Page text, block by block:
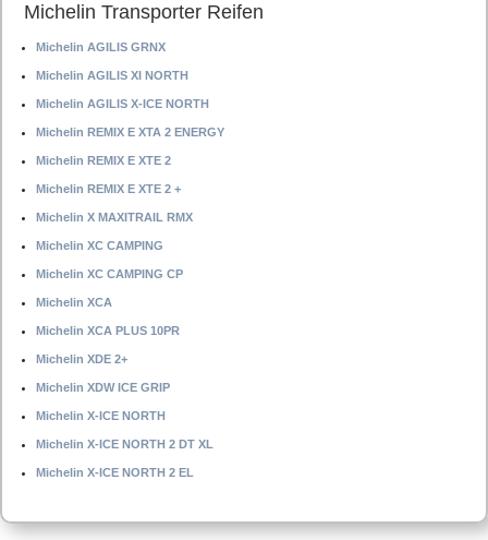
Michelin Transporter Reifen
Michelin AGILIS GRNX
Michelin AGILIS XI NORTH
Michelin AGILIS X-ICE NORTH
Michelin REMIX E XTA 2 ENERGY
Michelin REMIX E XTE 2
Michelin REMIX E XTE 2 +
Michelin X MAXITRAIL RMX
Michelin XC CAMPING
Michelin XC CAMPING CP
Michelin XCA
Michelin XCA PLUS 10PR
Michelin XDE 2+
Michelin XDW ICE GRIP
Michelin X-ICE NORTH
Michelin X-ICE NORTH 2 DT XL
Michelin X-ICE NORTH 2 EL